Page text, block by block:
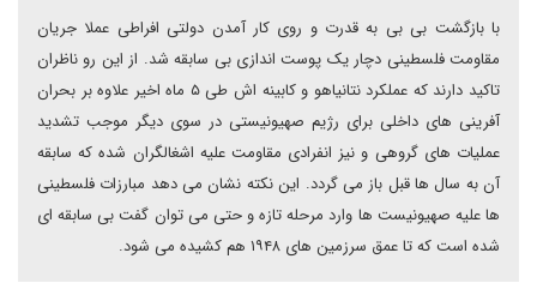
با بازگشت بی بی به قدرت و روی کار آمدن دولتی افراطی عملا جریان
مقاومت فلسطینی دچار یک پوست اندازی بی سابقه شد. از این رو ناظران
تاکید دارند که عملکرد نتانیاهو و کابینه اش طی ۵ ماه اخیر علاوه بر بحران
آفرینی های داخلی برای رژیم صهیونیستی در سوی دیگر موجب تشدید
عملیات های گروهی و نیز انفرادی مقاومت علیه اشغالگران شده که سابقه
آن به سال ها قبل باز می گردد. این نکته نشان می دهد مبارزات فلسطینی
ها علیه صهیونیست ها وارد مرحله تازه و حتی می توان گفت بی سابقه ای
شده است که تا عمق سرزمین های ۱۹۴۸ هم کشیده می شود.